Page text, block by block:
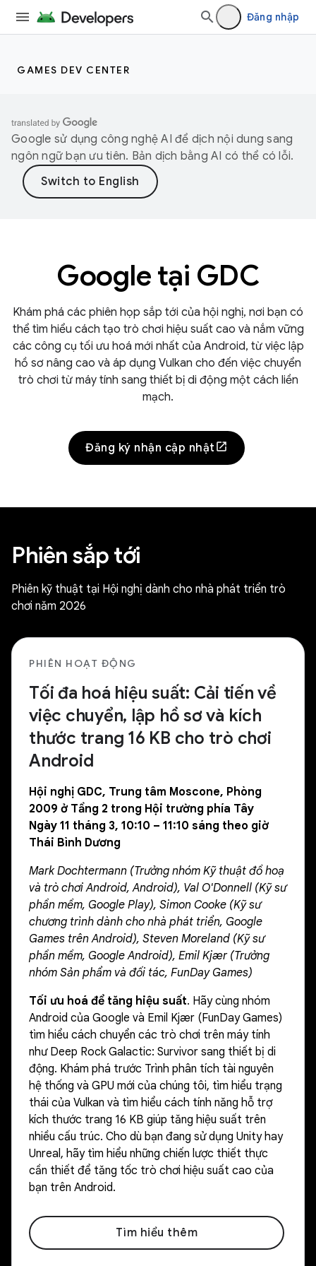
Đăng nhập
GAMES DEV CENTER
Google sử dụng công nghệ AI để dịch nội dung sang
ngôn ngữ bạn ưu tiên. Bản dịch bằng AI có thể có lỗi.
Google tại GDC
Khám phá các phiên họp sắp tới của hội nghị, nơi bạn có
thể tìm hiểu cách tạo trò chơi hiệu suất cao và nắm vững
các công cụ tối ưu hoá mới nhất của Android, từ việc lập
hồ sơ nâng cao và áp dụng Vulkan cho đến việc chuyển
trò chơi từ máy tính sang thiết bị di động một cách liền
mạch.
Đăng ký nhận cập nhật
Phiên sắp tới
Phiên kỹ thuật tại Hội nghị dành cho nhà phát triển trò
chơi năm 2026
PHIÊN HOẠT ĐỘNG
Tối đa hoá hiệu suất: Cải tiến về
việc chuyển, lập hồ sơ và kích
thước trang 16 KB cho trò chơi
Android
Hội nghị GDC, Trung tâm Moscone, Phòng
2009 ở Tầng 2 trong Hội trường phía Tây
Ngày 11 tháng 3, 10:10 – 11:10 sáng theo giờ
Thái Bình Dương
Mark Dochtermann (Trưởng nhóm Kỹ thuật đồ hoạ
và trò chơi Android, Android), Val O'Donnell (Kỹ sư
phần mềm, Google Play), Simon Cooke (Kỹ sư
chương trình dành cho nhà phát triển, Google
Games trên Android), Steven Moreland (Kỹ sư
phần mềm, Google Android), Emil Kjær (Trưởng
nhóm Sản phẩm và đối tác, FunDay Games)
Tối ưu hoá để tăng hiệu suất. Hãy cùng nhóm
Android của Google và Emil Kjær (FunDay Games)
tìm hiểu cách chuyển các trò chơi trên máy tính
như Deep Rock Galactic: Survivor sang thiết bị di
động. Khám phá trước Trình phân tích tài nguyên
hệ thống và GPU mới của chúng tôi, tìm hiểu trạng
thái của Vulkan và tìm hiểu cách tính năng hỗ trợ
kích thước trang 16 KB giúp tăng hiệu suất trên
nhiều cấu trúc. Cho dù bạn đang sử dụng Unity hay
Unreal, hãy tìm hiểu những chiến lược thiết thực
cần thiết để tăng tốc trò chơi hiệu suất cao của
bạn trên Android.
Tìm hiểu thêm